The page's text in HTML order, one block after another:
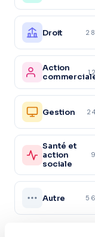
Droit 2
Action
1
Gestion 2
Santé et
action
sociale
Autre 5